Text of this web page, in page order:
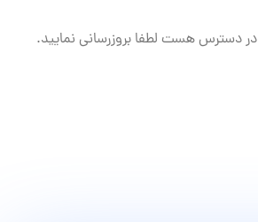
سلام. نسخه ۲.۲.۵ در دسترس هست لطفا بروزرسانی نمایید.